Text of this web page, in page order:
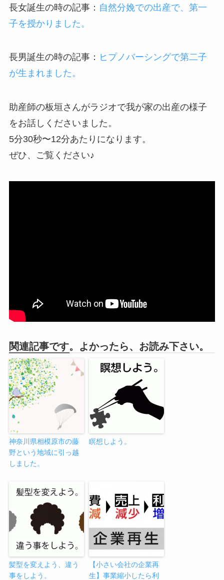
長女誕生の時の記事： 自然分娩での出産で、第一
子を授かりました。
長男誕生の時の記事： ヒプノバーシングで第二子
が生まれました。
助産師の板垣さんがラジオで我が家の出産の様子
をお話しくださいました。
5分30秒〜12分あたりになります。
ぜひ、ご覧ください♪
関連記事です。よかったら、お読み下さい。
神奈川県相模原市の藤
野という地域に引っ越
しました。
瞑想しよう。
髪型を変えよう、違う
事をしよう。
【小さい会社の企業再
生】事業縮小したら利